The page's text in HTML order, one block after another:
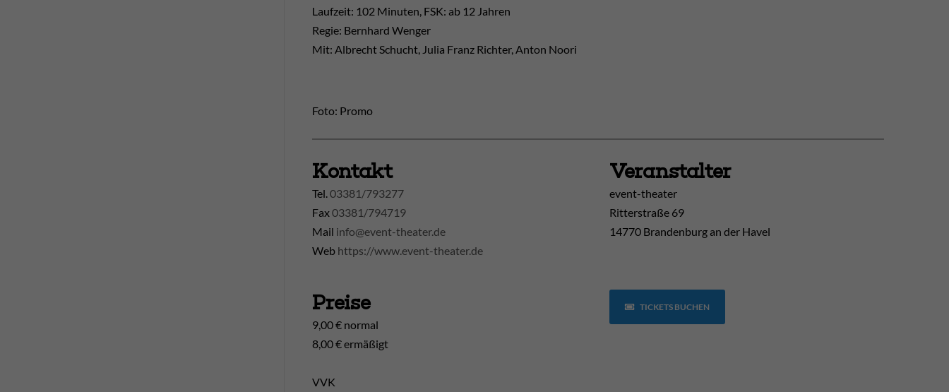
Laufzeit: 102 Minuten, FSK: ab 12 Jahren
Regie: Bernhard Wenger
Mit: Albrecht Schucht, Julia Franz Richter, Anton Noori
Foto: Promo
Kontakt
Tel. 03381/793277
Fax03381/794719
Mail info@event-theater.de
Web https://www.event-theater.de
Veranstalter
event-theater
Ritterstraße 69
14770 Brandenburg an der Havel
Preise
9,00 € normal
8,00 € ermäßigt
VVK
TICKETS BUCHEN